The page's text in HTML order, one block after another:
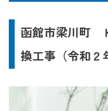
函館市梁川町
換工事（令和２